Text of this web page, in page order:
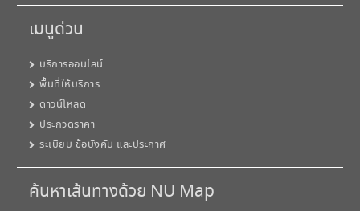
เมนูด่วน
บริการออนไลน์
พื้นที่ให้บริการ
ดาวน์โหลด
ประกวดราคา
ระเบียบ ข้อบังคับ และประกาศ
ค้นหาเส้นทางด้วย NU Map